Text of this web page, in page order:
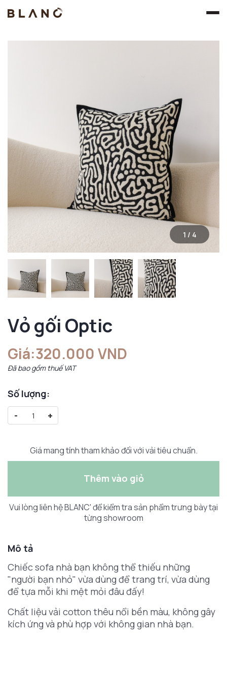
1 / 4
Vỏ gối Optic
Giá:320.000 VND
Đã bao gồm thuế VAT
Số lượng:
-
+
Giá mang tính tham khảo đối với vải tiêu chuẩn.
Thêm vào giỏ
Vui lòng liên hệ BLANC' để kiểm tra sản phẩm trưng bày tại
từng showroom
Mô tả
Chiếc sofa nhà bạn không thể thiếu những
"người bạn nhỏ" vừa dùng để trang trí, vừa dùng
để tựa mỗi khi mệt mỏi đâu đấy!
Chất liệu vải cotton thêu nổi bền màu, không gây
kích ứng và phù hợp với không gian nhà bạn.